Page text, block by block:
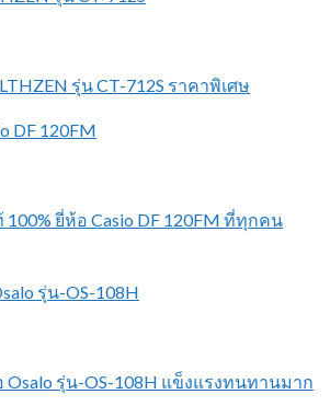
รุ่น CT-712S ราคาพิเศษ
100% ยี่ห้อ Casio DF 120FM ที่ทุกคน
Osalo รุ่น-OS-108H แข็งแรงทนทานมาก